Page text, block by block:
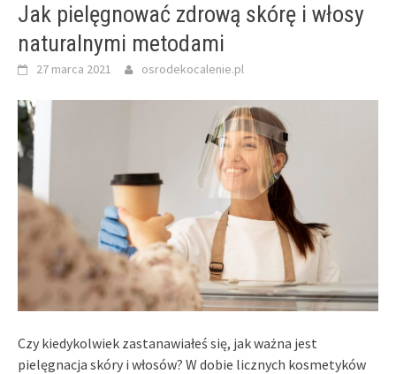
Jak pielęgnować zdrową skórę i włosy
naturalnymi metodami
27 marca 2021 osrodekocalenie.pl
Czy kiedykolwiek zastanawiałeś się, jak ważna jest
pielęgnacja skóry i włosów? W dobie licznych kosmetyków